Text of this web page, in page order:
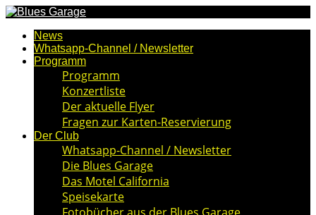
News
Whatsapp-Channel / Newsletter
Programm
Programm
Konzertliste
Der aktuelle Flyer
Fragen zur Karten-Reservierung
Der Club
Whatsapp-Channel / Newsletter
Die Blues Garage
Das Motel California
Speisekarte